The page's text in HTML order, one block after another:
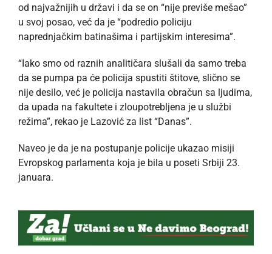
od najvažnijih u državi i da se on “nije previše mešao”
u svoj posao, već da je “podredio policiju
naprednjačkim batinašima i partijskim interesima”.
“Iako smo od raznih analitičara slušali da samo treba
da se pumpa pa će policija spustiti štitove, slično se
nije desilo, već je policija nastavila obračun sa ljudima,
da upada na fakultete i zloupotrebljena je u službi
režima”, rekao je Lazović za list “Danas”.
Naveo je da je na postupanje policije ukazao misiji
Evropskog parlamenta koja je bila u poseti Srbiji 23.
januara.